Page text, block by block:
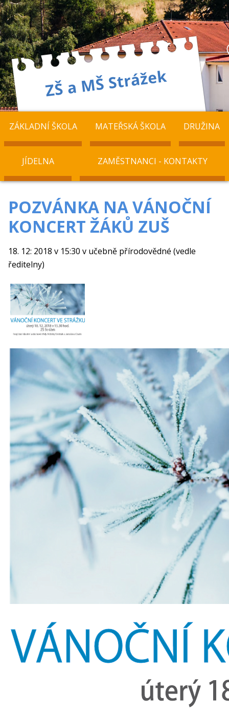
ZÁKLADNÍ ŠKOLA MATEŘSKÁ ŠKOLA DRUŽINA
JÍDELNA ZAMĚSTNANCI - KONTAKTY
POZVÁNKA NA VÁNOČNÍ
KONCERT ŽÁKŮ ZUŠ
18. 12: 2018 v 15:30 v učebně přírodovědné (vedle
ředitelny)